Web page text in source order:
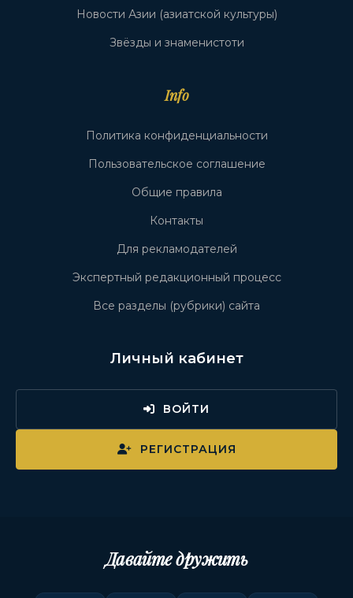
Новости Азии (азиатской культуры)
Звёзды и знаменистоти
Info
Политика конфиденциальности
Пользовательское соглашение
Общие правила
Контакты
Для рекламодателей
Экспертный редакционный процесс
Все разделы (рубрики) сайта
Личный кабинет
ВОЙТИ
РЕГИСТРАЦИЯ
Давайте дружить